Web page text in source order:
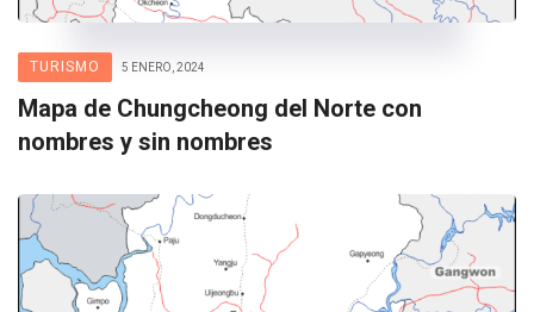
TURISMO 5 ENERO, 2024
Mapa de Chungcheong del Norte con
nombres y sin nombres